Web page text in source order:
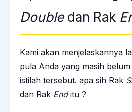
Doubledan Rak
Kami akan menjelaskannya
pula Anda yang masih
istilah tersebut. apa sih Rak
dan Rak Enditu ?